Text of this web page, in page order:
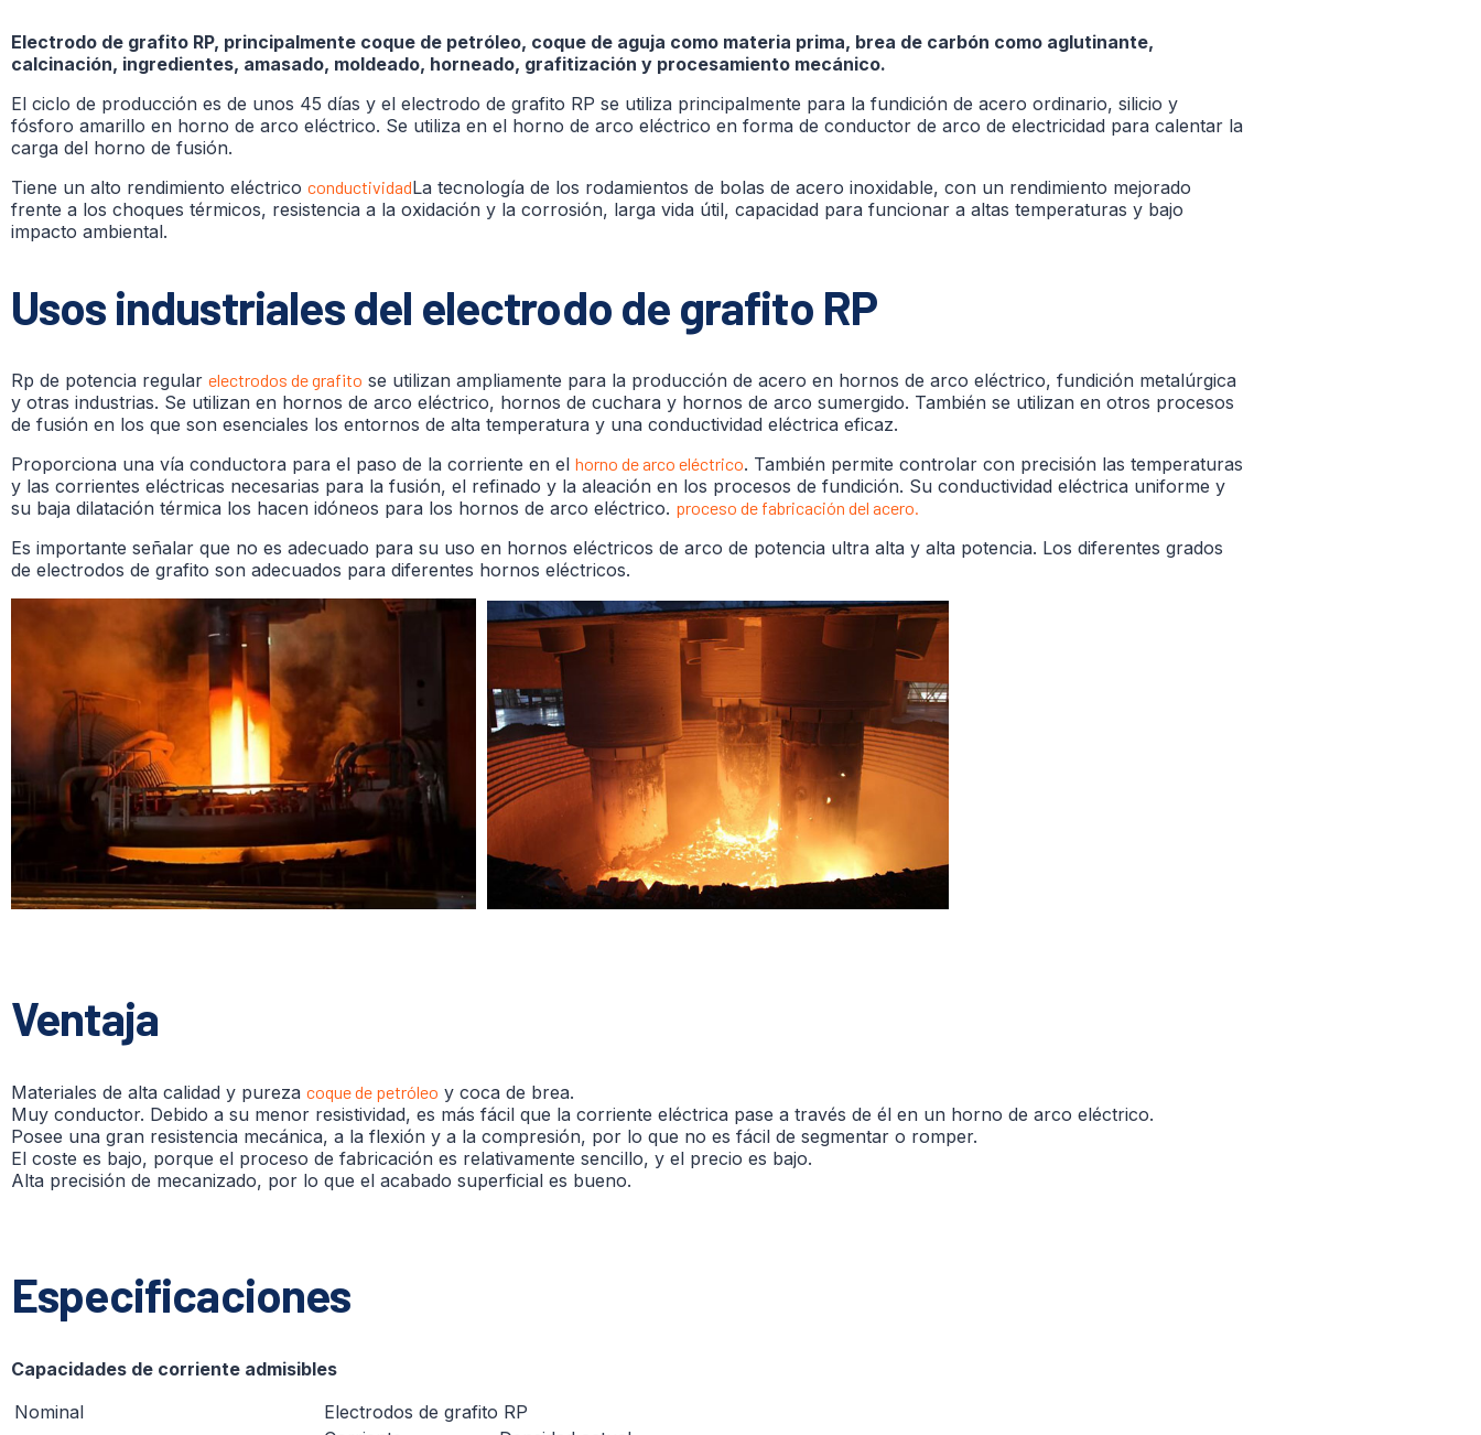
Electrodo de grafito RP, principalmente coque de petróleo, coque de aguja como materia prima, brea de carbón como aglutinante,
calcinación, ingredientes, amasado, moldeado, horneado, grafitización y procesamiento mecánico.
El ciclo de producción es de unos 45 días y el electrodo de grafito RP se utiliza principalmente para la fundición de acero ordinario, silicio y
fósforo amarillo en horno de arco eléctrico. Se utiliza en el horno de arco eléctrico en forma de conductor de arco de electricidad para calentar la
carga del horno de fusión.
Tiene un alto rendimiento eléctrico conductividadLa tecnología de los rodamientos de bolas de acero inoxidable, con un rendimiento mejorado
frente a los choques térmicos, resistencia a la oxidación y la corrosión, larga vida útil, capacidad para funcionar a altas temperaturas y bajo
impacto ambiental.
Usos industriales del electrodo de grafito RP
Rp de potencia regular electrodos de grafito se utilizan ampliamente para la producción de acero en hornos de arco eléctrico, fundición metalúrgica
y otras industrias. Se utilizan en hornos de arco eléctrico, hornos de cuchara y hornos de arco sumergido. También se utilizan en otros procesos
de fusión en los que son esenciales los entornos de alta temperatura y una conductividad eléctrica eficaz.
Proporciona una vía conductora para el paso de la corriente en el horno de arco eléctrico. También permite controlar con precisión las temperaturas
y las corrientes eléctricas necesarias para la fusión, el refinado y la aleación en los procesos de fundición. Su conductividad eléctrica uniforme y
su baja dilatación térmica los hacen idóneos para los hornos de arco eléctrico. proceso de fabricación del acero.
Es importante señalar que no es adecuado para su uso en hornos eléctricos de arco de potencia ultra alta y alta potencia. Los diferentes grados
de electrodos de grafito son adecuados para diferentes hornos eléctricos.
Ventaja
Materiales de alta calidad y pureza coque de petróleo y coca de brea.
Muy conductor. Debido a su menor resistividad, es más fácil que la corriente eléctrica pase a través de él en un horno de arco eléctrico.
Posee una gran resistencia mecánica, a la flexión y a la compresión, por lo que no es fácil de segmentar o romper.
El coste es bajo, porque el proceso de fabricación es relativamente sencillo, y el precio es bajo.
Alta precisión de mecanizado, por lo que el acabado superficial es bueno.
Especificaciones
Capacidades de corriente admisibles
Nominal
Electrodos de grafito RP